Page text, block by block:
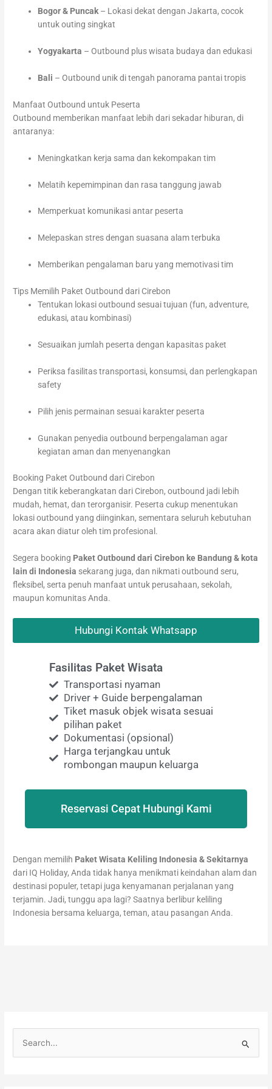
Bogor & Puncak– Lokasi dekat dengan Jakarta, cocok
untuk outing singkat
Yogyakarta – Outbound plus wisata budaya dan edukasi
Bali – Outbound unik di tengah panorama pantai tropis
Manfaat Outbound untuk Peserta
Outbound memberikan manfaat lebih dari sekadar hiburan, di
antaranya:
Meningkatkan kerja sama dan kekompakan tim
Melatih kepemimpinan dan rasa tanggung jawab
Memperkuat komunikasi antar peserta
Melepaskan stres dengan suasana alam terbuka
Memberikan pengalaman baru yang memotivasi tim
Tips Memilih Paket Outbound dari Cirebon
Tentukan lokasi outbound sesuai tujuan (fun, adventure,
edukasi, atau kombinasi)
Sesuaikan jumlah peserta dengan kapasitas paket
Periksa fasilitas transportasi, konsumsi, dan perlengkapan
safety
Pilih jenis permainan sesuai karakter peserta
Gunakan penyedia outbound berpengalaman agar
kegiatan aman dan menyenangkan
Booking Paket Outbound dari Cirebon
Dengan titik keberangkatan dari Cirebon, outbound jadi lebih
mudah, hemat, dan terorganisir. Peserta cukup menentukan
lokasi outbound yang diinginkan, sementara seluruh kebutuhan
acara akan diatur oleh tim profesional.
Segera booking Paket Outbound dari Cirebon ke Bandung & kota
lain di Indonesia sekarang juga, dan nikmati outbound seru,
fleksibel, serta penuh manfaat untuk perusahaan, sekolah,
maupun komunitas Anda.
Hubungi Kontak Whatsapp
Fasilitas Paket Wisata
Transportasi nyaman
Driver + Guide berpengalaman
Tiket masuk objek wisata sesuai
pilihan paket
Dokumentasi (opsional)
Harga terjangkau untuk
rombongan maupun keluarga
Reservasi Cepat Hubungi Kami
Dengan memilih Paket Wisata Keliling Indonesia & Sekitarnya
dari IQ Holiday, Anda tidak hanya menikmati keindahan alam dan
destinasi populer, tetapi juga kenyamanan perjalanan yang
terjamin. Jadi, tunggu apa lagi? Saatnya berlibur keliling
Indonesia bersama keluarga, teman, atau pasangan Anda.